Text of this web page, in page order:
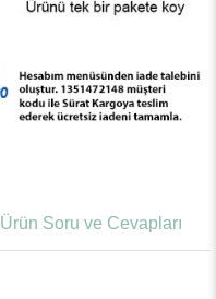
Ürün Soru ve Cevapları